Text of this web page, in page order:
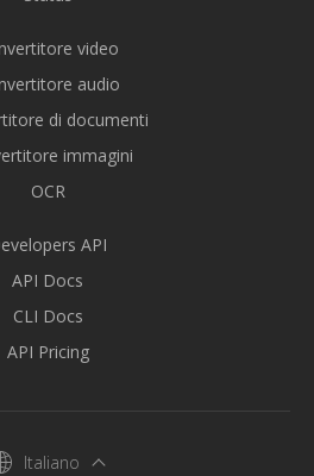
video
audio
di documenti
immagini
OCR
API
API Docs
CLI Docs
API Pricing
Italiano